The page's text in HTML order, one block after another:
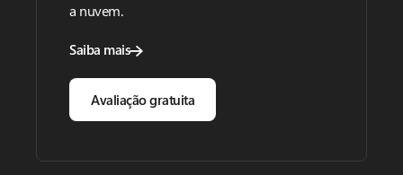
a nuvem.
Saiba mais
Avaliação gratuita